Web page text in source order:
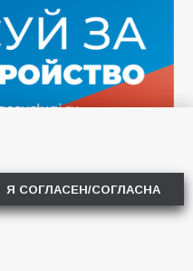
с областных
Я СОГЛАСЕН/СОГЛАСНА